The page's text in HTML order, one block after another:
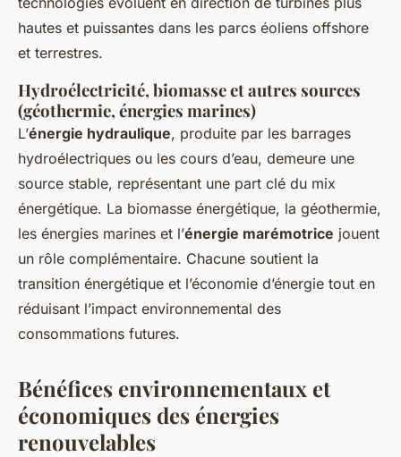
hautes et puissantes dans les parcs éoliens offshore
et terrestres.
Hydroélectricité, biomasse et autres sources
(géothermie, énergies marines)
L’énergie hydraulique, produite par les barrages
hydroélectriques ou les cours d’eau, demeure une
source stable, représentant une part clé du mix
énergétique. La biomasse énergétique, la géothermie,
les énergies marines et l’énergie marémotrice jouent
un rôle complémentaire. Chacune soutient la
transition énergétique et l’économie d’énergie tout en
réduisant l’impact environnemental des
consommations futures.
Bénéfices environnementaux et
économiques des énergies
renouvelables